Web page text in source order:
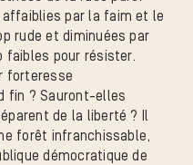
affaiblies par la faim et le
rude et diminuées par
faibles pour résister.
forteresse
fin ? Sauront-elles
de la liberté ? Il
forêt infranchissable,
démocratique de